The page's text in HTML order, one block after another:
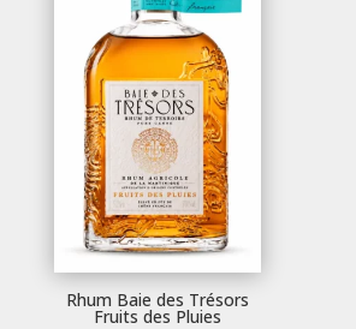
Rhum Baie des Trésors
Fruits des Pluies